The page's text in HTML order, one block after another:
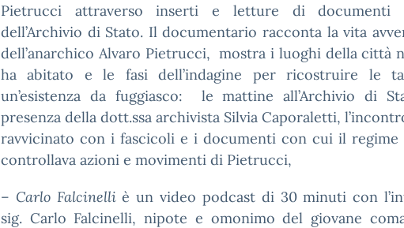
Pietrucci attraverso inserti e letture di documenti
dell’Archivio di Stato. Il documentario racconta la vita
dell’anarchico Alvaro Pietrucci, mostra i luoghi della città
ha abitato e le fasi dell’indagine per ricostruire le
un’esistenza da fuggiasco: le mattine all’Archivio di
presenza della dott.ssa archivista Silvia Caporaletti,
ravvicinato con i fascicoli e i documenti con cui il regime
controllava azioni e movimenti di Pietrucci,
– Carlo Falcinelliè un video podcast di 30 minuti con
sig. Carlo Falcinelli, nipote e omonimo del giovane